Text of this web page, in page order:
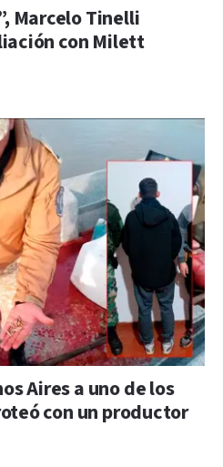
Marcelo Tinelli
con Milett
Aires a uno de los
con un productor